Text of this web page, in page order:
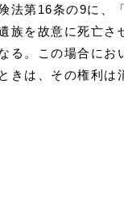
法第16条の9に、
族を故意に死亡さ
る。この場合に
きは、その権利は